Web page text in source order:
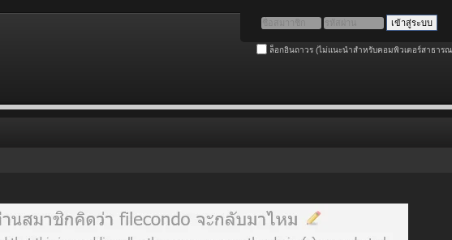
ล็อกอินถาวร (ไม่แนะนำสำหรับคอมพิวเตอร์สาธารณ